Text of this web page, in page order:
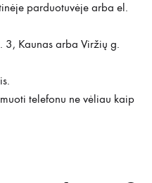
parduotuvėje arba el.
3, Kaunas arba Viržių g.
telefonu ne vėliau kaip